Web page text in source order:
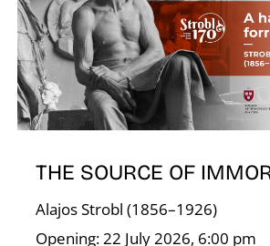
THE SOURCE OF
Alajos Strobl (1856–1926)
Opening: 22 July 2026, 6:00 pm